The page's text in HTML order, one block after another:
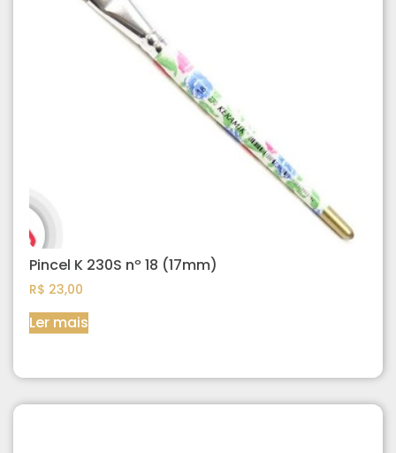
Pincel K 230S nº 18 (17mm)
R$ 23,00
Ler mais